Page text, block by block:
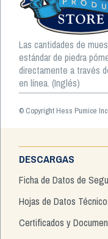
Las cantidades de
estándar de piedra
directamente a través
en línea. (Inglés)
© Copyright Hess Pumice
DESCARGAS
Ficha de Datos de
Hojas de Datos
Certificados y